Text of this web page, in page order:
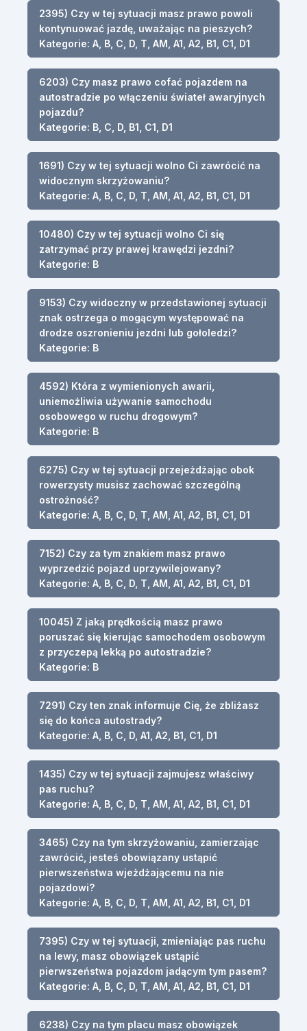
2395) Czy w tej sytuacji masz prawo powoli
kontynuować jazdę, uważając na pieszych?
Kategorie: A, B, C, D, T, AM, A1, A2, B1, C1, D1
6203) Czy masz prawo cofać pojazdem na
autostradzie po włączeniu świateł awaryjnych
pojazdu?
Kategorie: B, C, D, B1, C1, D1
1691) Czy w tej sytuacji wolno Ci zawrócić na
widocznym skrzyżowaniu?
Kategorie: A, B, C, D, T, AM, A1, A2, B1, C1, D1
10480) Czy w tej sytuacji wolno Ci się
zatrzymać przy prawej krawędzi jezdni?
Kategorie: B
9153) Czy widoczny w przedstawionej sytuacji
znak ostrzega o mogącym występować na
drodze oszronieniu jezdni lub gołoledzi?
Kategorie: B
4592) Która z wymienionych awarii,
uniemożliwia używanie samochodu
osobowego w ruchu drogowym?
Kategorie: B
6275) Czy w tej sytuacji przejeżdżając obok
rowerzysty musisz zachować szczególną
ostrożność?
Kategorie: A, B, C, D, T, AM, A1, A2, B1, C1, D1
7152) Czy za tym znakiem masz prawo
wyprzedzić pojazd uprzywilejowany?
Kategorie: A, B, C, D, T, AM, A1, A2, B1, C1, D1
10045) Z jaką prędkością masz prawo
poruszać się kierując samochodem osobowym
z przyczepą lekką po autostradzie?
Kategorie: B
7291) Czy ten znak informuje Cię, że zbliżasz
się do końca autostrady?
Kategorie: A, B, C, D, A1, A2, B1, C1, D1
1435) Czy w tej sytuacji zajmujesz właściwy
pas ruchu?
Kategorie: A, B, C, D, T, AM, A1, A2, B1, C1, D1
3465) Czy na tym skrzyżowaniu, zamierzając
zawrócić, jesteś obowiązany ustąpić
pierwszeństwa wjeżdżającemu na nie
pojazdowi?
Kategorie: A, B, C, D, T, AM, A1, A2, B1, C1, D1
7395) Czy w tej sytuacji, zmieniając pas ruchu
na lewy, masz obowiązek ustąpić
pierwszeństwa pojazdom jadącym tym pasem?
Kategorie: A, B, C, D, T, AM, A1, A2, B1, C1, D1
6238) Czy na tym placu masz obowiązek